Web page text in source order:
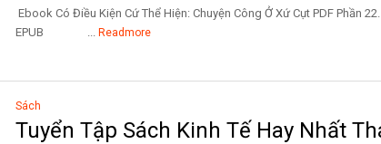
Ebook Có Điều Kiện Cứ Thể Hiện: Chuyện Công Ở Xứ Cụt PDF Phần
EPUB ... Readmore
Sách
Tuyển Tập Sách Kinh Tế Hay Nhất